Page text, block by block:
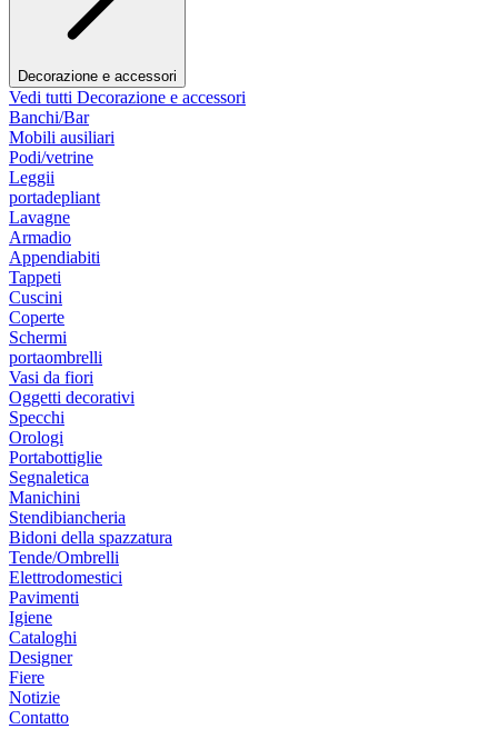
Decorazione e accessori
Vedi tutti Decorazione e accessori
Banchi/Bar
Mobili ausiliari
Podi/vetrine
Leggii
portadepliant
Lavagne
Armadio
Appendiabiti
Tappeti
Cuscini
Coperte
Schermi
portaombrelli
Vasi da fiori
Oggetti decorativi
Specchi
Orologi
Portabottiglie
Segnaletica
Manichini
Stendibiancheria
Bidoni della spazzatura
Tende/Ombrelli
Elettrodomestici
Pavimenti
Igiene
Cataloghi
Designer
Fiere
Notizie
Contatto